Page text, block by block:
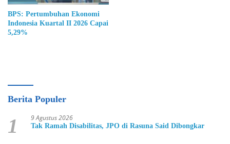
BPS: Pertumbuhan Ekonomi
Indonesia Kuartal II 2026 Capai
5,29%
Berita Populer
1 9 Agustus 2026
Tak Ramah Disabilitas, JPO di Rasuna Said Dibongkar